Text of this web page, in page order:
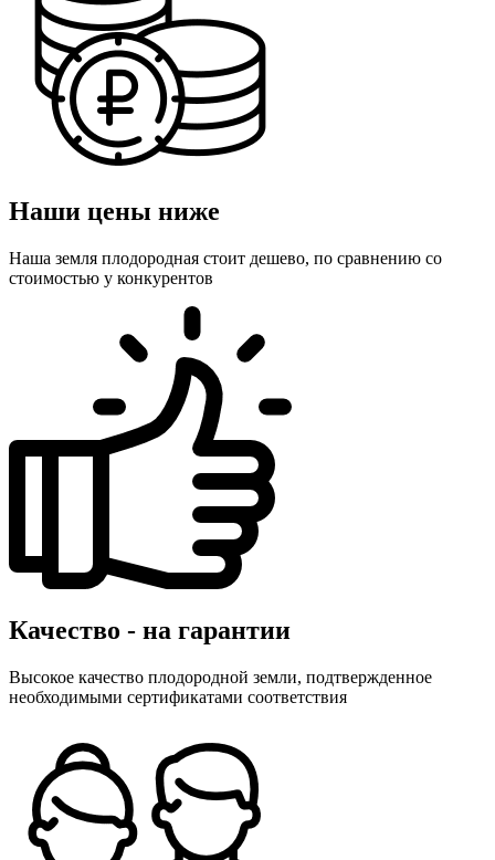
Наши цены ниже
Наша земля плодородная стоит дешево, по сравнению со
стоимостью у конкурентов
Качество - на гарантии
Высокое качество плодородной земли, подтвержденное
необходимыми сертификатами соответствия